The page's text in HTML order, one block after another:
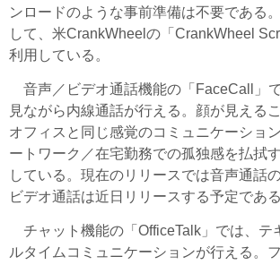
ンロードのような事前準備は不要である
して、米CrankWheelの「CrankWheel
利用している。
音声／ビデオ通話機能の「FaceCall」
見ながら内線通話が行える。顔が見える
オフィスと同じ感覚のコミュニケーショ
ートワーク／在宅勤務での孤独感を払拭
している。現在のリリースでは音声通話
ビデオ通話は近日リリースする予定である
チャット機能の「OfficeTalk」では、テ
ルタイムコミュニケーションが行える。